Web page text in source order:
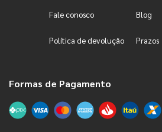
Fale conosco Blog
Política de devolução Prazos
Formas de Pagamento